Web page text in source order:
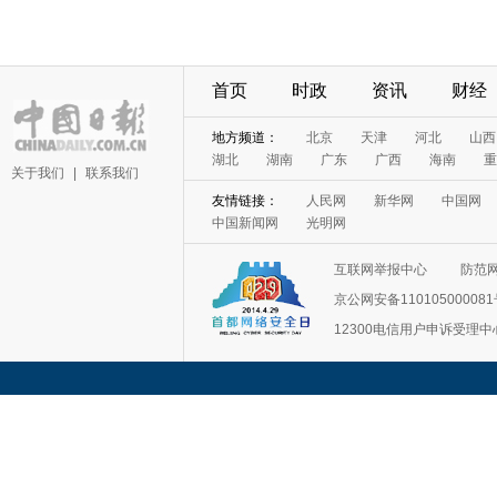
关于我们 联系我们
首页 时政 资讯 财经
地方频道： 北京 天津 河北
山西
湖北
湖南 广东 广西 海南
友情链接： 人民网 新华网
中国网
中国新闻网
光明网
互联网举报中心
防范
京公网安备110105000081
12300电信用户申诉受理中